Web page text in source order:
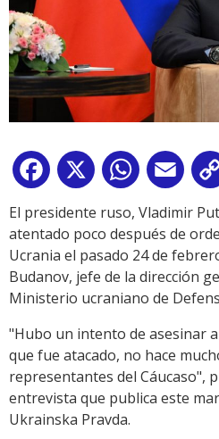
Facebook
X WhatsApp
El presidente ruso, Vladimir
atentado poco después de
Ucrania el pasado 24 de
Budanov, jefe de la dirección
Ministerio ucraniano de
"Hubo un intento de asesinar a
que fue atacado, no hace
representantes del Cáucaso",
entrevista que publica este
Ukrainska Pravda.